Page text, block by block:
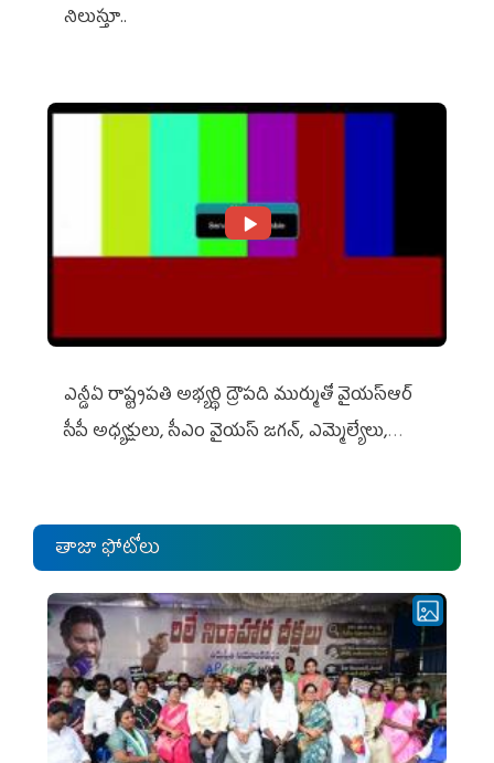
నిలుస్తూ..
ఎన్డీఏ రాష్ట్ర‌ప‌తి అభ్య‌ర్థి ద్రౌప‌ది ముర్ముతో వైయ‌స్ఆర్
సీపీ అధ్య‌క్షులు, సీఎం వైయ‌స్ జ‌గ‌న్, ఎమ్మెల్యేలు,
తాజా ఫోటోలు